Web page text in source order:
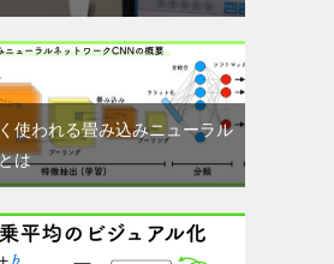
使われる畳み込みニューラル
は